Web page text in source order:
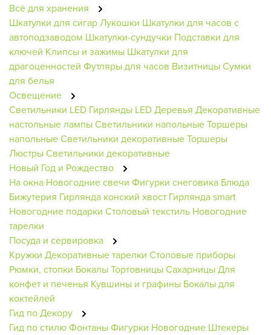
Всё для хранения
Шкатулки для сигарЛукошки Шкатулки для часов с
автоподзаводом Шкатулки-сундучки Подставки для
ключей Клипсы и зажимы Шкатулки для
драгоценностей Футляры для часов ВизитницыСумки
для белья
Освещение
Светильники LED Гирлянды LED Деревья Декоративные
настольные лампыСветильники напольныеТоршеры
напольныеСветильники декоративныеТоршеры
ЛюстрыСветильники декоративные
Новый Год и Рождество
На окна Новогодние свечи Фигурки снеговика Блюда
Бижутерия Гирлянда конский хвост Гирлянда smart
Новогодние подарки Столовый текстиль Новогодние
тарелки
Посуда и сервировка
Кружки Декоративные тарелки Столовые приборы
Рюмки, стопки БокалыТортовницыСахарницыДля
конфет и печенья Кувшины и графины Бокалы для
коктейлей
Гид по Декору
Гид по стилюФонтаныФигурки Новогодние Штекеры